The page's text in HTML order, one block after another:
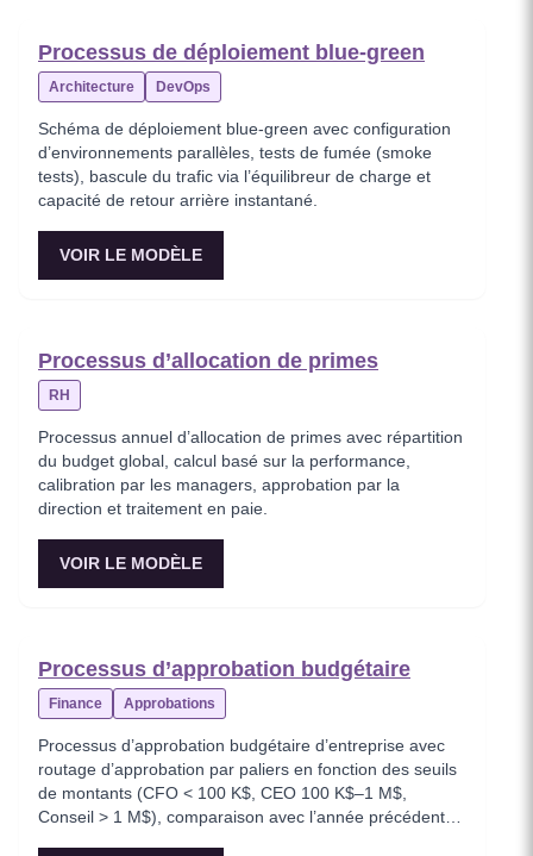
Processus de déploiement blue-green
Architecture DevOps
Schéma de déploiement blue-green avec configuration
d’environnements parallèles, tests de fumée (smoke
tests), bascule du trafic via l’équilibreur de charge et
capacité de retour arrière instantané.
VOIR LE MODÈLE
Processus d’allocation de primes
RH
Processus annuel d’allocation de primes avec répartition
du budget global, calcul basé sur la performance,
calibration par les managers, approbation par la
direction et traitement en paie.
VOIR LE MODÈLE
Processus d’approbation budgétaire
Finance Approbations
Processus d’approbation budgétaire d’entreprise avec
routage d’approbation par paliers en fonction des seuils
de montants (CFO < 100 K$, CEO 100 K$–1 M$,
Conseil > 1 M$), comparaison avec l’année précédente